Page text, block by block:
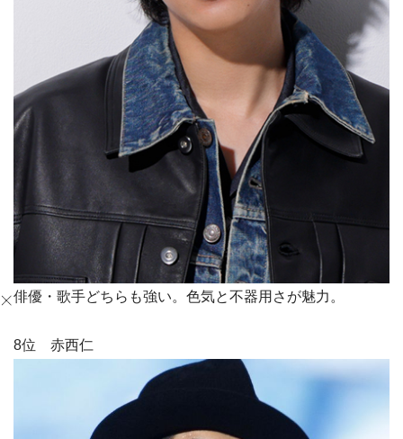
俳優・歌手どちらも強い。色気と不器用さが魅力。
8位 赤西仁